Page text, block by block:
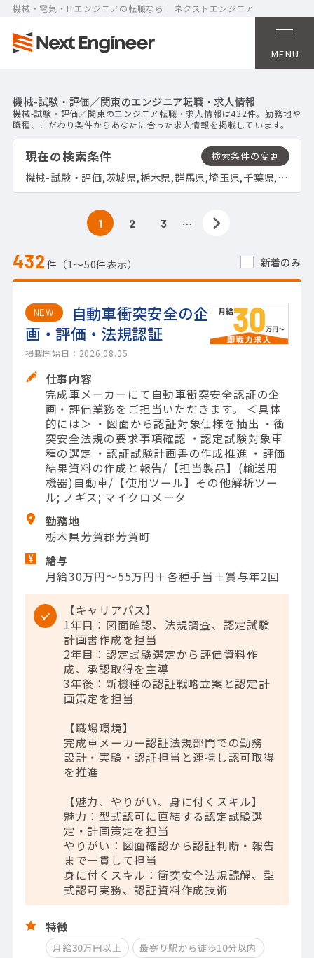
機械・電気・ITエンジニアの転職なら ネクストエンジニア
MENU
機械-試験・評価／関東のエンジニア転職・求人情報
機械-試験・評価／関東のエンジニア転職・求人情報は432件。勤務地や
職種、こだわり条件からあなたに合った求人情報を掲載しています。
現在の検索条件
機械-試験・評価,茨城県,栃木県,群馬県,埼玉県,千葉県,東京都,神奈川県
432件（1〜50件表示） 新着のみ
1 2 3 …
NEW
自動車衝突安全の企
画・評価・法規認証
掲載開始日：2026.08.05
仕事内容
完成車メーカーにて自動車衝突安全認証の企
画・評価業務をご担当いただきます。 ＜具体
的には＞ ・図面から認証対象仕様を抽出 ・衝
突安全法規の要求事項確認 ・認定試験対象車
種の選定 ・認証試験計画書の作成推進 ・評価
結果資料の作成と報告/【担当製品】(輸送用
機器)自動車/【使用ツール】その他解析ツー
ル; ノギス; マイクロメータ
勤務地
栃木県芳賀郡芳賀町
給与
月給30万円～55万円＋各種手当＋賞与年2回
【キャリアパス】
1年目：図面確認、法規調査、認定試験
計画書作成を担当
2年目：認定試験選定から評価資料作
成、承認取得を主導
3年後：新機種の認証戦略立案と認定計
画策定を担当
【職場環境】
完成車メーカー認証法規部門での勤務
設計・実験・認証担当と連携し認可取得
を推進
【魅力、やりがい、身に付くスキル】
魅力：型式認可に直結する認定試験選
定・計画策定を担当
やりがい：図面確認から認証判断・報告
まで一貫して担当
身に付くスキル：衝突安全法規読解、型
式認可実務、認証資料作成技術
特徴
月給30万円以上
最寄り駅から徒歩10分以内